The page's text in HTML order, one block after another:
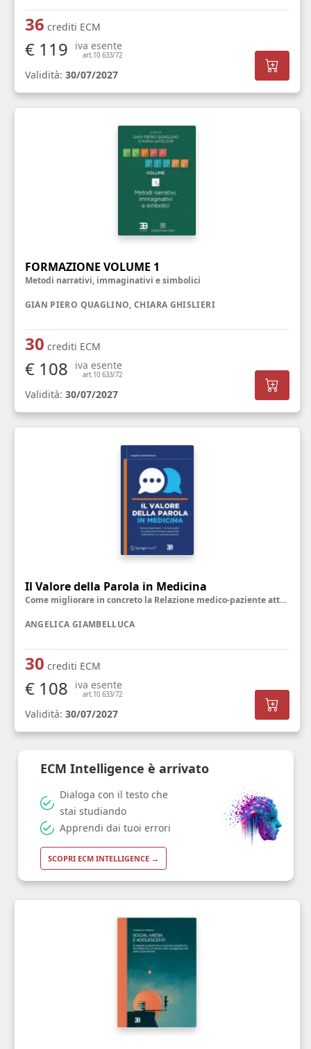
36 crediti ECM
€ 119 iva esente
art.10 633/72
Validità: 30/07/2027
FORMAZIONE VOLUME 1
Metodi narrativi, immaginativi e simbolici
GIAN PIERO QUAGLINO, CHIARA GHISLIERI
30 crediti ECM
€ 108 iva esente
art.10 633/72
Validità: 30/07/2027
Il Valore della Parola in Medicina
Come migliorare in concreto la Relazione medico-paziente attraverso la Comunicazione
ANGELICA GIAMBELLUCA
30 crediti ECM
€ 108 iva esente
art.10 633/72
Validità: 30/07/2027
ECM Intelligence è arrivato
Dialoga con il testo che
stai studiando
Apprendi dai tuoi errori
SCOPRI ECM INTELLIGENCE →